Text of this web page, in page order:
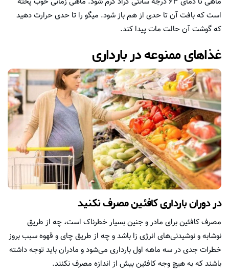
است که بافت آن تا حدی از هم باز شود. میگو را تا حدی حرارت دهید
که گوشت آن حالت مات پیدا کند.
غذاهای ممنوعه در بارداری
در دوران بارداری کافئین مصرف نکنید
مصرف کافئین برای مادر و جنین بسیار خطرناک است، چه از طریق
نوشابه و نوشیدنی‌های انرژی زا باشد و چه از طریق چای و قهوه سبب بروز
خطرات جدی در سه ماهه اول بارداری می‌شود و مادران باید توجه داشته
باشند که به هیچ وجه کافئین بیش از اندازه مصرف نکنند.